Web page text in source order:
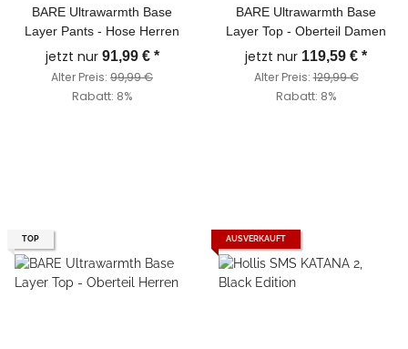
BARE Ultrawarmth Base
Layer Pants - Hose Herren
jetzt nur 91,99 € *
Alter Preis: 99,99 €
Rabatt: 8%
BARE Ultrawarmth Base
Layer Top - Oberteil Damen
jetzt nur 119,59 € *
Alter Preis:129,99 €
Rabatt: 8%
TOP AUSVERKAUFT